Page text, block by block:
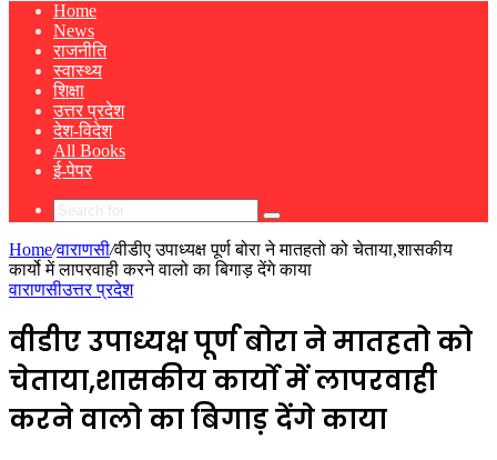
Home
News
राजनीति
स्वास्थ्य
शिक्षा
उत्तर प्रदेश
देश-विदेश
All Books
ई-पेपर
Search
for
Home/वाराणसी/वीडीए उपाध्यक्ष पूर्ण बोरा ने मातहतो को चेताया,शासकीय
कार्यो में लापरवाही करने वालो का बिगाड़ देंगे काया
वाराणसीउत्तर प्रदेश
वीडीए उपाध्यक्ष पूर्ण बोरा ने मातहतो को
चेताया,शासकीय कार्यो में लापरवाही
करने वालो का बिगाड़ देंगे काया